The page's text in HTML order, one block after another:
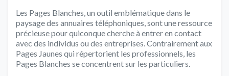
Les Pages Blanches, un outil emblématique dans le
paysage des annuaires téléphoniques, sont une ressource
précieuse pour quiconque cherche à entrer en contact
avec des individus ou des entreprises. Contrairement aux
Pages Jaunes qui répertorient les professionnels, les
Pages Blanches se concentrent sur les particuliers.